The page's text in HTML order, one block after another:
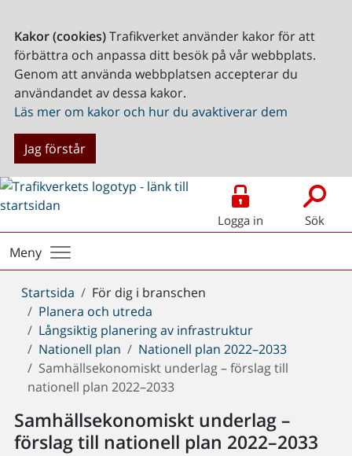
Kakor (cookies)Trafikverket använder kakor för att
förbättra och anpassa ditt besök på vår webbplats.
Genom att använda webbplatsen accepterar du
användandet av dessa kakor.
Läs mer om kakor och hur du avaktiverar dem
Jag förstår
Logga in Sök
Meny
Du
är
här:
Startsida
För dig i branschen
Planera och utreda
Långsiktig planering av infrastruktur
Nationell plan
Nationell plan 2022–2033
Samhällsekonomiskt underlag – förslag till
nationell plan 2022–2033
Samhällsekonomiskt underlag –
förslag till nationell plan 2022–2033